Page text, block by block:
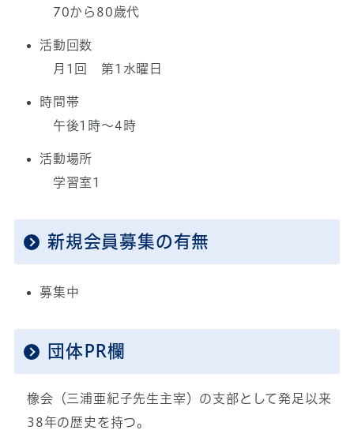
70から80歳代
活動回数
月1回 第1水曜日
時間帯
午後1時～4時
活動場所
学習室1
新規会員募集の有無
募集中
団体PR欄
橡会（三浦亜紀子先生主宰）の支部として発足以来
38年の歴史を持つ。